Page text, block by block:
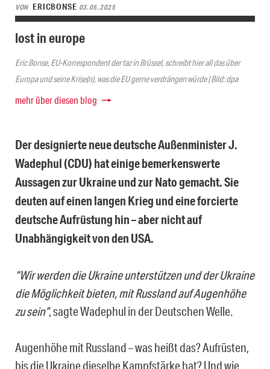
VON ERICBONSE 03.05.2025
lost in europe
Eric Bonse, EU-Korrespondent der taz in Brüssel, schreibt hier all das über
Europa und seine Krise(n), was die EU gerne verdrängen würde | Bild: dpa
mehr über diesen blog
Der designierte neue deutsche Außenminister J.
Wadephul (CDU) hat einige bemerkenswerte
Aussagen zur Ukraine und zur Nato gemacht.Sie
deuten auf einen langen Krieg und eine forcierte
deutsche Aufrüstung hin – aber nicht auf
Unabhängigkeit von den USA.
“Wir werden die Ukraine unterstützen und der Ukraine
die Möglichkeit bieten, mit Russland auf Augenhöhe
zu sein”, sagte Wadephul in der Deutschen Welle.
Augenhöhe mit Russland – was heißt das? Aufrüsten,
bis die Ukraine dieselbe Kampfstärke hat? Und wie